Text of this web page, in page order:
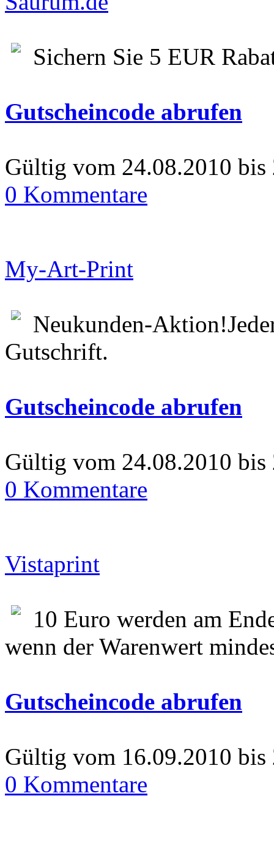
Sichern Sie 5 EUR
Gutscheincode abrufen
Gültig vom 24.08.2010 bis
0 Kommentare
My-Art-Print
Neukunden-
Gutschrift.
Gutscheincode abrufen
Gültig vom 24.08.2010 bis
0 Kommentare
Vistaprint
10 Euro werden am
wenn der Warenwert
Gutscheincode abrufen
Gültig vom 16.09.2010 bis
0 Kommentare